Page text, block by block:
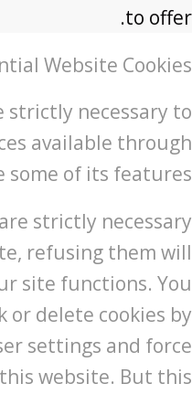
to offer.
Website Cookies
strictly necessary to
available through
of its features.
strictly necessary
refusing them will
site functions. You
or delete cookies by
settings and force
website. But this